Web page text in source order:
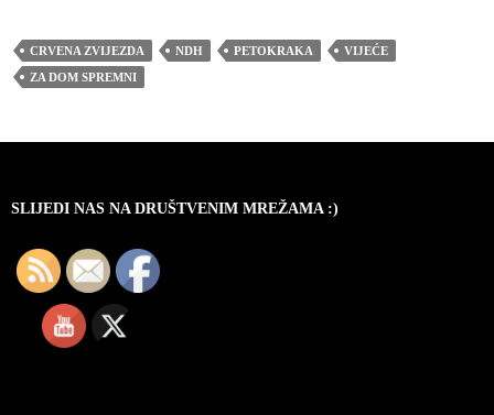
CRVENA ZVIJEZDA NDH PETOKRAKA
VIJEĆE
ZA DOM SPREMNI
SLIJEDI NAS NA DRUŠTVENIM MREŽAMA :)